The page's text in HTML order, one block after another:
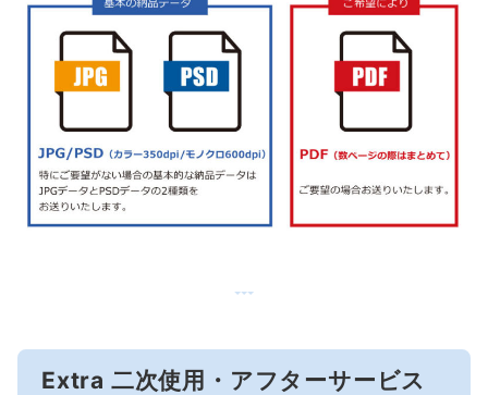
Extra 二次使用・アフターサービス